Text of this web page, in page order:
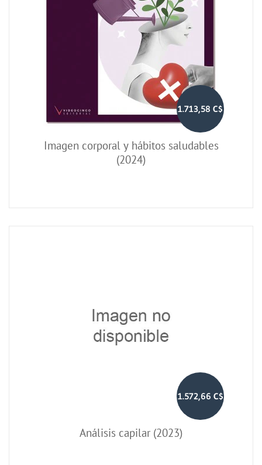
1.713,58 C$
Imagen corporal y hábitos saludables
(2024)
1.572,66 C$
Análisis capilar (2023)